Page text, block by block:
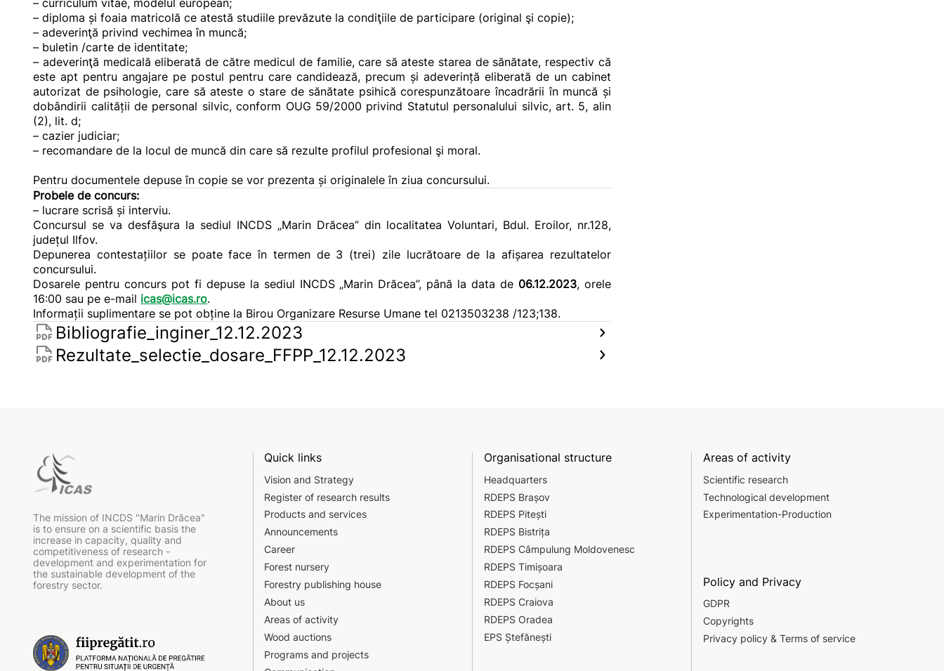
– curriculum vitae, modelul european;
– diploma și foaia matricolă ce atestă studiile prevăzute la condiţiile de participare (original şi copie);
– adeverinţă privind vechimea în muncă;
– buletin /carte de identitate;
– adeverinţă medicală eliberată de către medicul de familie, care să ateste starea de sănătate, respectiv că
este apt pentru angajare pe postul pentru care candidează, precum și adeverință eliberată de un cabinet
autorizat de psihologie, care să ateste o stare de sănătate psihică corespunzătoare încadrării în muncă și
dobândirii calității de personal silvic, conform OUG 59/2000 privind Statutul personalului silvic, art. 5, alin
(2), lit. d;
– cazier judiciar;
– recomandare de la locul de muncă din care să rezulte profilul profesional şi moral.
Pentru documentele depuse în copie se vor prezenta și originalele în ziua concursului.
Probele de concurs:
– lucrare scrisă și interviu.
Concursul se va desfăşura la sediul INCDS „Marin Drăcea” din localitatea Voluntari, Bdul. Eroilor, nr.128,
județul Ilfov.
Depunerea contestațiilor se poate face în termen de 3 (trei) zile lucrătoare de la afișarea rezultatelor
concursului.
Dosarele pentru concurs pot fi depuse la sediul INCDS „Marin Drăcea”, până la data de 06.12.2023, orele
16:00 sau pe e-mail icas@icas.ro.
Informații suplimentare se pot obține la Birou Organizare Resurse Umane tel 0213503238 /123;138.
Bibliografie_inginer_12.12.2023
Rezultate_selectie_dosare_FFPP_12.12.2023
The mission of INCDS "Marin Drăcea"
is to ensure on a scientific basis the
increase in capacity, quality and
competitiveness of research -
development and experimentation for
the sustainable development of the
forestry sector.
Quick links
Vision and Strategy
Register of research results
Products and services
Announcements
Career
Forest nursery
Forestry publishing house
About us
Areas of activity
Wood auctions
Programs and projects
Organisational structure
Headquarters
RDEPS Brașov
RDEPS Pitești
RDEPS Bistrița
RDEPS Câmpulung Moldovenesc
RDEPS Timișoara
RDEPS Focșani
RDEPS Craiova
RDEPS Oradea
EPS Ștefănești
Areas of activity
Scientific research
Technological development
Experimentation-Production
Policy and Privacy
GDPR
Copyrights
Privacy policy & Terms of service